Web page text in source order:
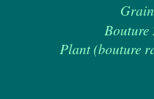
Bouture
Plant (bouture